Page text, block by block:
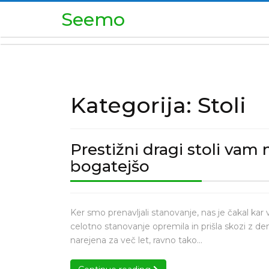
Seemo
Kategorija: Stoli
Prestižni dragi stoli vam
bogatejšo
dragi
vam
naredijo
vašo
Prestižni
dragi
stoli
Ker smo prenavljali stanovanje, nas je čakal
celotno stanovanje opremila in prišla skozi z
narejena za več let, ravno tako…